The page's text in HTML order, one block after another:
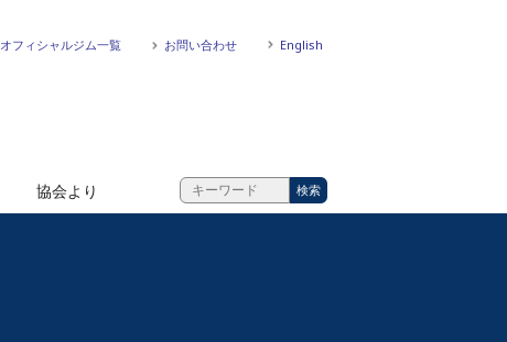
オフィシャルジム一覧 お問い合わせ English
協会より